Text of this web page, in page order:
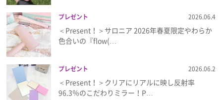
プレゼント 2026.06.4
＜Present！＞サロニア 2026年春夏限定やわらか
色合いの『flow(…
プレゼント 2026.06.2
＜Present！＞クリアにリアルに映し反射率
96.3％のこだわりミラー！P…